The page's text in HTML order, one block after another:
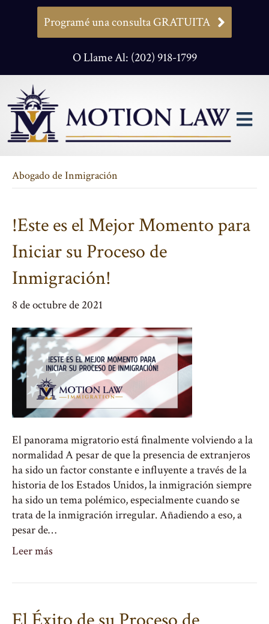
Programé una consulta GRATUITA
O Llame Al: (202) 918-1799
Abogado de Inmigración
!Este es el Mejor Momento para
Iniciar su Proceso de
Inmigración!
8 de octubre de 2021
El panorama migratorio está finalmente volviendo a la
normalidad A pesar de que la presencia de extranjeros
ha sido un factor constante e influyente a través de la
historia de los Estados Unidos, la inmigración siempre
ha sido un tema polémico, especialmente cuando se
trata de la inmigración irregular. Añadiendo a eso, a
pesar de…
Leer más